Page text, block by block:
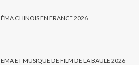
CHINOIS EN FRANCE 2026
ET MUSIQUE DE FILM DE LA BAULE 2026